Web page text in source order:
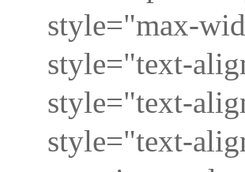
style="max-
style="text-
style="text-
style="text-